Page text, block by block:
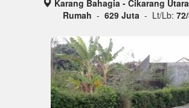
Karang Bahagia - Cikarang
Rumah - 629 Juta - Lt/Lb: